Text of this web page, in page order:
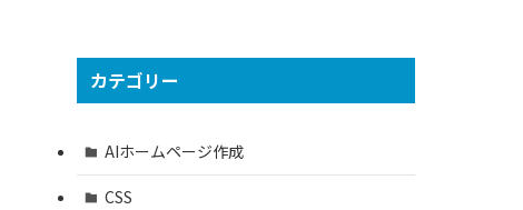
カテゴリー
AIホームページ作成
CSS